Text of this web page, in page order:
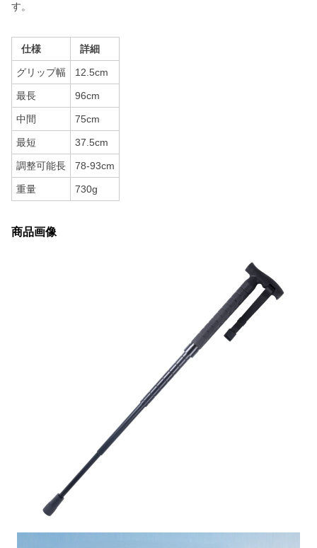
す。
仕様 詳細
グリップ幅 12.5cm
最長 96cm
中間 75cm
最短 37.5cm
調整可能長 78-93cm
重量 730g
商品画像